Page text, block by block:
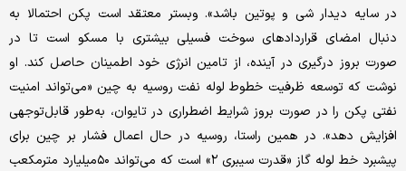
در سایه دیدار شی و پوتین باشد». وبستر معتقد است پکن احتمالا به
دنبال امضای قراردادهای سوخت فسیلی بیشتری با مسکو است تا در
صورت بروز درگیری در آینده، از تامین انرژی خود اطمینان حاصل کند. او
نوشت که توسعه ظرفیت خطوط لوله نفت روسیه به چین «می‌تواند امنیت
نفتی پکن را در صورت بروز شرایط اضطراری در تایوان، به‌طور قابل‌توجهی
افزایش دهد». در همین راستا، روسیه در حال اعمال فشار بر چین برای
پیشبرد خط لوله گاز «قدرت سیبری ۲» است که می‌تواند ۵۰‌میلیارد مترمکعب